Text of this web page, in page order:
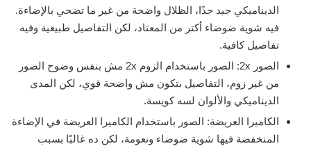
الديناميكي جيد جدًا، الظلال واضحة من غير ما تضحي بالإضاءة.
فيه شوية ضوضاء أكتر من المعتاد، لكن التفاصيل طبيعية وفيه
تفاصيل كافية.
الصور 2x: الصور باستخدام الزوم 2x مش بنفس وضوح الصور
من غير زوم، التفاصيل بتكون مش واضحة قوي، لكن المدى
الديناميكي والألوان لسه كويسة.
الكاميرا العريضة: الصور باستخدام الكاميرا العريضة في الإضاءة
المنخفضة فيها شوية ضوضاء ونعومة، لكن ده غالبًا بسبب